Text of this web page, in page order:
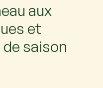
aux
et
saison